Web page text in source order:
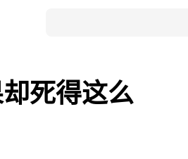
死得这么